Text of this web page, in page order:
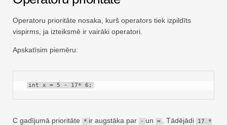
Pagrieziena galds
Ātra
Operatoru prioritāte nosaka, kurš operators tiek izpildīts
vispirms, ja izteiksmē ir vairāki operatori.
Apskatīsim piemēru:
int x = 5 - 17* 6;
C gadījumā prioritāte * ir augstāka par - un = . Tādējādi
17 *